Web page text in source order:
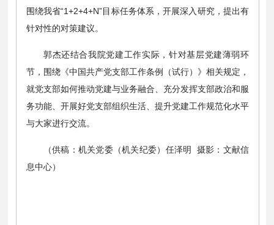
围绕我省“1+2+4+N”目标任务体系，开展深入研究，提出有
针对性的对策建议。
郭杰还结合我院党建工作实际，针对基层党建薄弱环
节，围绕《中国共产党支部工作条例（试行）》相关规定，
就党支部如何推动党建与业务融合、充分发挥支部政治和服
务功能、开展好党支部组织生活、提升党建工作规范化水平
与大家进行交流。
（供稿：机关党委（机关纪委）任泽明 摄影：文献信
息中心）